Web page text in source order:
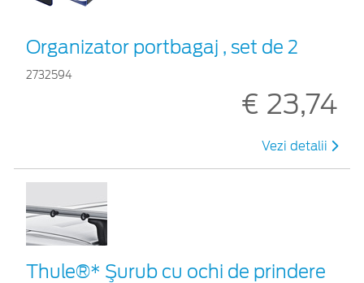
Organizator portbagaj , set de 2
2732594
€ 23,74
Vezi detalii
Thule®* Şurub cu ochi de prindere